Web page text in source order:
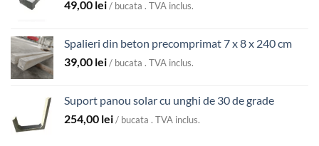
24,00 lei
74,00 lei
49,00 lei/ bucata . TVA inclus.
Spalieri din beton precomprimat 7 x 8 x 240 cm
39,00 lei/ bucata . TVA inclus.
Suport panou solar cu unghi de 30 de grade
254,00 lei/ bucata . TVA inclus.